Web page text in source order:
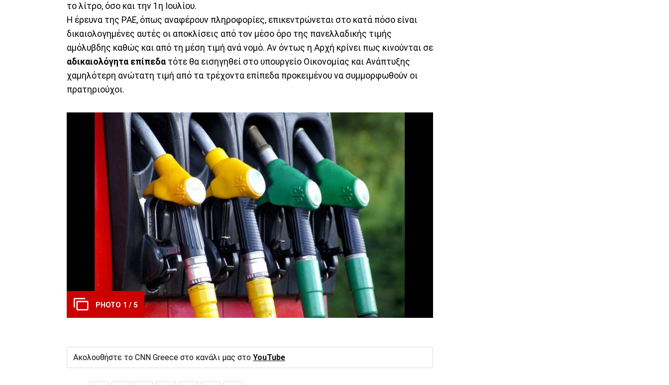
το λίτρο, όσο και την 1η Ιουλίου.
Η έρευνα της ΡΑΕ, όπως αναφέρουν πληροφορίες, επικεντρώνεται στο κατά πόσο είναι
δικαιολογημένες αυτές οι αποκλίσεις από τον μέσο όρο της πανελλαδικής τιμής
αμόλυβδης καθώς και από τη μέση τιμή ανά νομό. Αν όντως η Αρχή κρίνει πως κινούνται σε
αδικαιολόγητα επίπεδα τότε θα εισηγηθεί στο υπουργείο Οικονομίας και Ανάπτυξης
χαμηλότερη ανώτατη τιμή από τα τρέχοντα επίπεδα προκειμένου να συμμορφωθούν οι
πρατηριούχοι.
PHOTO 1 / 5
Ακολουθήστε το CNN Greece στο κανάλι μας στο YouTube